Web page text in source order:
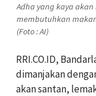
Adha yang kaya
membutuhkan
(Foto : AI)
RRI.CO.ID,
dimanjakan
akan santan,